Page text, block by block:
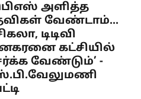
அளித்த
வேண்டாம்...
டிடிவி
கட்சியில்
வேண்டும்’ -